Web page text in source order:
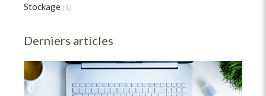
Stockage (1)
Derniers articles